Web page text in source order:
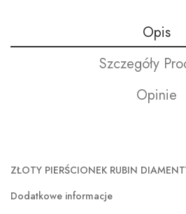
Opis
Szczegóły
Opinie
ZŁOTY PIERŚCIONEK RUBIN
Dodatkowe informacje